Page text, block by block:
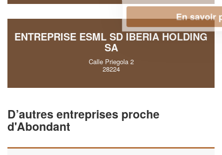
ENTREPRISE ESML SD IBERIA HOLDING
SA
Calle Priegola 2
28224
D’autres entreprises proche
d'Abondant
En savoir plus